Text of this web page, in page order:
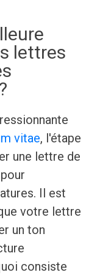
lettres
vitae, l'étape
une lettre de
Il est
votre lettre
un ton
consiste